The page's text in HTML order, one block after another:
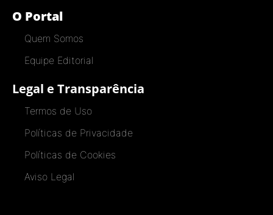
O Portal
Quem Somos
Equipe Editorial
Legal e Transparência
Termos de Uso
Políticas de Privacidade
Políticas de Cookies
Aviso Legal